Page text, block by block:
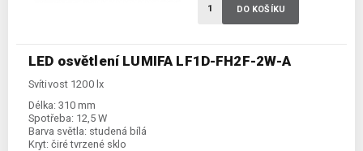
LED osvětlení LUMIFA LF1D-FH2F-2W-A
Svítivost 1200 lx
Délka: 310 mm
Spotřeba: 12,5 W
Barva světla: studená bílá
Kryt: čiré tvrzené sklo
DO KOŠÍKU